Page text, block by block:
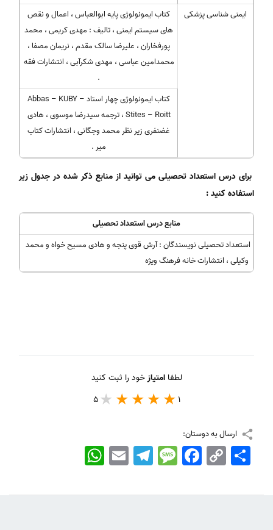
ایمنی شناسی پزشکی
کتاب ایمونولوژی پایه ابوالعباس ، اعمال و نقص
های سیستم ایمنی ، تالیف : مهدی کریمی ، محمد
پورفخاران ، علیرضا سالک مقدم ، نریمان مصفا ،
محمدامین عباسی ، مهدی شکرآبی ، انتشارات فقه
.
کتاب ایمونولوژی چهار استاد Abbas – KUBY –
Stites – Roitt ، ترجمه سیدرضا موسوی ، هادی
غضنفری زیر نظر محمد وجگانی ، انتشارات کتاب
میر .
برای درس استعداد تحصیلی می توانید از منابع ذکر شده در جدول زیر
استفاده کنید :
منابع درس استعداد تحصیلی
استعداد تحصیلی نویسندگان : آرش قوی پنجه و هادی مسیح خواه و محمد
لطفاامتیازخود را ثبت کنید
1
5
ارسال به دوستان:
WhatsApp EmailTelegramMessageFacebook Copy
Link
اشتراک